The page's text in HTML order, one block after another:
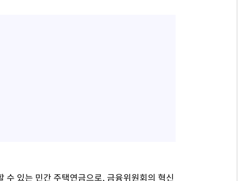
수 있는 민간 주택연금으로, 금융위원회의 혁신